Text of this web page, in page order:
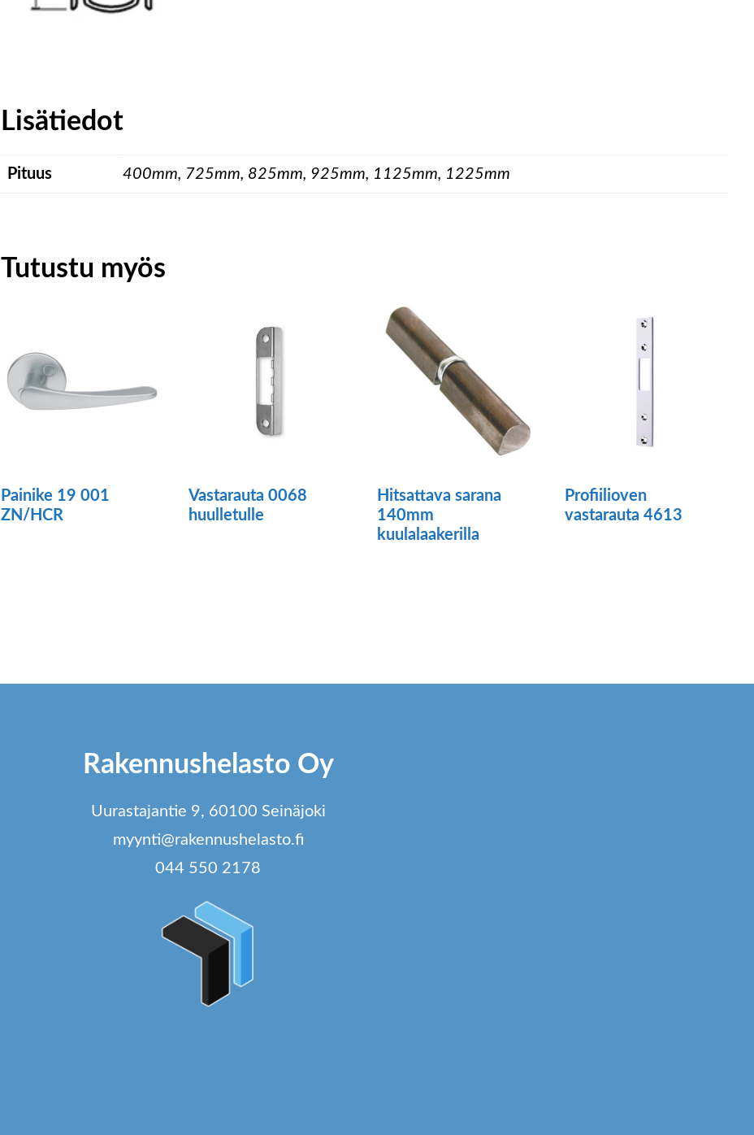
Lisätiedot
Pituus 400mm, 725mm, 825mm, 925mm, 1125mm, 1225mm
Tutustu myös
Painike 19 001
ZN/HCR
Vastarauta 0068
huulletulle
Voit
tuotteen
sivulla.
Hitsattava sarana
140mm
kuulalaakerilla
Profiilioven
vastarauta 4613
Rakennushelasto Oy
Uurastajantie 9, 60100 Seinäjoki
myynti@rakennushelasto.fi
044 550 2178